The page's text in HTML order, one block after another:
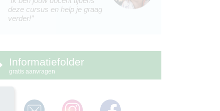
deze cursus en help je graag
verder!”
Informatiefolder
gratis aanvragen